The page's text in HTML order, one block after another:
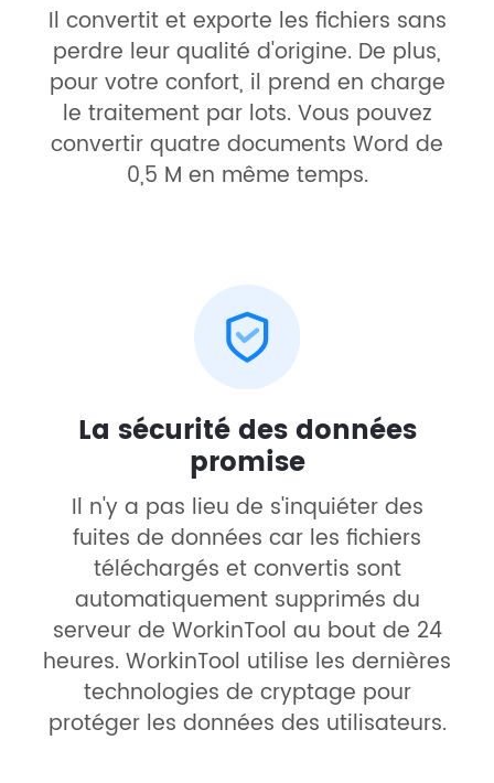
Il convertit et exporte les fichiers sans
perdre leur qualité d'origine. De plus,
pour votre confort, il prend en charge
le traitement par lots. Vous pouvez
convertir quatre documents Word de
0,5 M en même temps.
La sécurité des données
promise
Il n'y a pas lieu de s'inquiéter des
fuites de données car les fichiers
téléchargés et convertis sont
automatiquement supprimés du
serveur de WorkinTool au bout de 24
heures. WorkinTool utilise les dernières
technologies de cryptage pour
protéger les données des utilisateurs.